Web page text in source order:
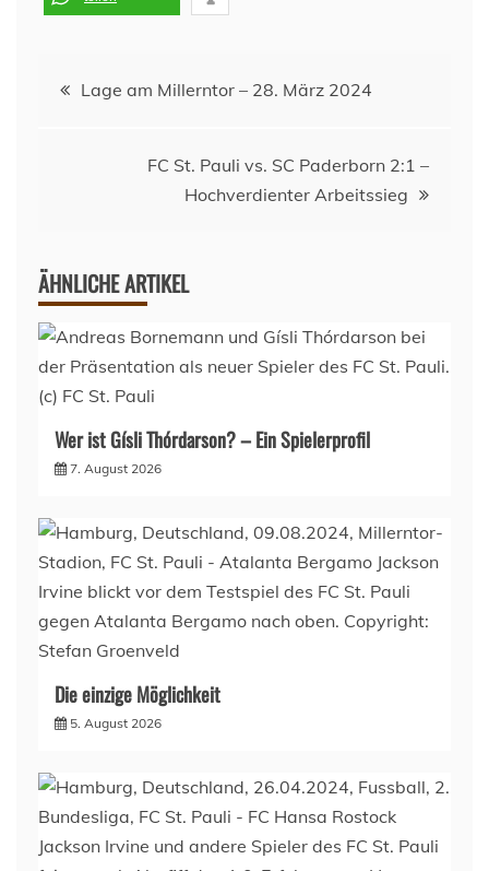
Beitragsnavigation
Lage am Millerntor – 28. März 2024
FC St. Pauli vs. SC Paderborn 2:1 –
Hochverdienter Arbeitssieg
ÄHNLICHE ARTIKEL
Wer ist Gísli Thórdarson? – Ein Spielerprofil
7. August 2026
Die einzige Möglichkeit
5. August 2026